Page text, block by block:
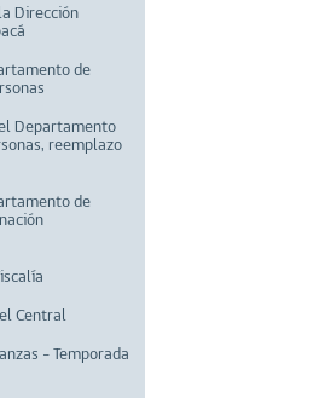
Dirección
de
Departamento
reemplazo
de
Central
- Temporada